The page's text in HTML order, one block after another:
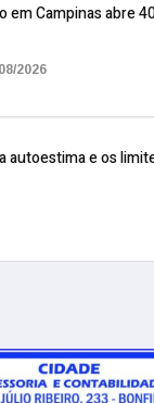
Campinas abre
2026
autoestima e os